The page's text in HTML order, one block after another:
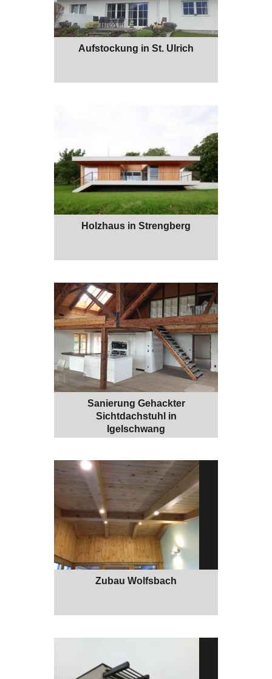
Aufstockung in St. Ulrich
Holzhaus in Strengberg
Sanierung Gehackter
Sichtdachstuhl in
Igelschwang
Zubau Wolfsbach